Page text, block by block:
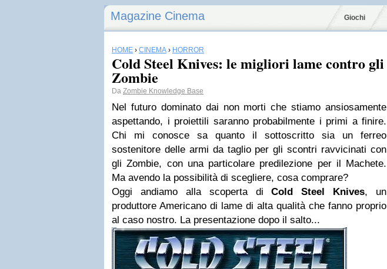
Magazine Cinema Giochi
HOME › CINEMA › HORROR
Cold Steel Knives: le migliori lame contro gli
Zombie
Da Zombie Knowledge Base
Nel futuro dominato dai non morti che stiamo ansiosamente
aspettando, i proiettili saranno probabilmente i primi a finire.
Chi mi conosce sa quanto il sottoscritto sia un ferreo
sostenitore delle armi da taglio per gli scontri ravvicinati con
gli Zombie, con una particolare predilezione per il Machete.
Ma avendo la possibilità di scegliere, cosa comprare?
Oggi andiamo alla scoperta diCold Steel Knives, un
produttore Americano di lame di alta qualità che fanno proprio
al caso nostro. La presentazione dopo il salto...